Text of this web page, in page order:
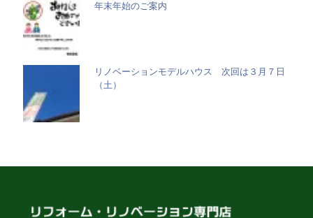
年末年始のご案内
リノベーションモデルハウス 次回は３月７日
（土）